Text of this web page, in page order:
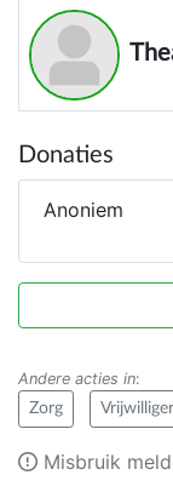
VOORRAAD,
WEBSHOP
Donaties
Anoniem
Andere acties in:
Zorg Vrijwilliger
Misbruik